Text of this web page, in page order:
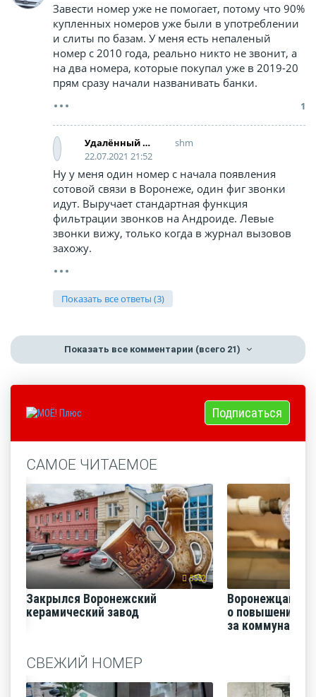
Завести номер уже не помогает, потому что 90%
купленных номеров уже были в употреблении
и слиты по базам. У меня есть непаленый
номер с 2010 года, реально никто не звонит, а
на два номера, которые покупал уже в 2019-20
прям сразу начали названивать банки.
1
Удалённый аккаунт
shm
22.07.2021 21:52
Ну у меня один номер с начала появления
сотовой связи в Воронеже, один фиг звонки
идут. Выручает стандартная функция
фильтрации звонков на Андроиде. Левые
звонки вижу, только когда в журнал вызовов
захожу.
Показать все ответы (3)
Показать все комментарии (всего 21)
Подписаться
САМОЕ ЧИТАЕМОЕ
5552
Закрылся Воронежский
керамический завод
Воронежцам
о повышении
за
СВЕЖИЙ НОМЕР